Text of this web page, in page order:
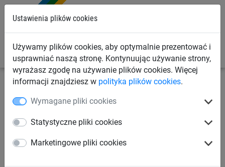
Ustawienia plików cookies
Używamy plików cookies, aby optymalnie prezentować i
usprawniać naszą stronę. Kontynuując używanie strony,
wyrażasz zgodę na używanie plików cookies. Więcej
informacji znajdziesz w polityka plików cookies.
Wymagane pliki cookies
Statystyczne pliki cookies
Marketingowe pliki cookies
Siatki na przyczepki
Siatka na przyczepy
(ø 2,3 mm, 3 x 3,5 m)